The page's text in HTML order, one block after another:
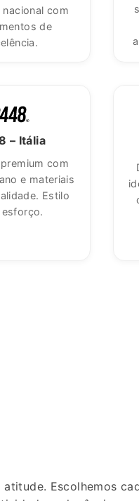
de
✨ Acesso
ENTER
EMAIL
nacional com
de
– Itália
com
e materiais
Estilo
esforço.
Escolhemos